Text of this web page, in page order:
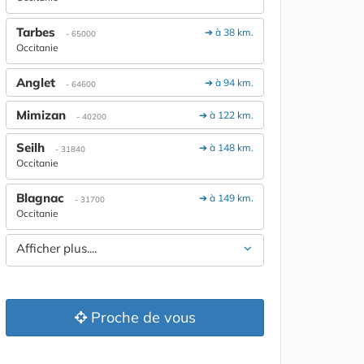
➔ à 38 km.
Tarbes - 65000
Occitanie
➔ à 94 km.
Anglet - 64600
➔ à 122 km.
Mimizan - 40200
➔ à 148 km.
Seilh - 31840
Occitanie
➔ à 149 km.
Blagnac - 31700
Occitanie
Afficher plus....
Proche de vous